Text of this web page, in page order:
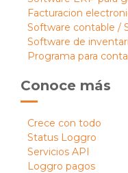
Facturacion
Software contable /
Software de
Programa para
Conoce más
Crece con todo
Status Loggro
Servicios API
Loggro pagos